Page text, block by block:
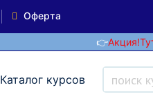
Оферта
👉Акция!
Каталог курсов